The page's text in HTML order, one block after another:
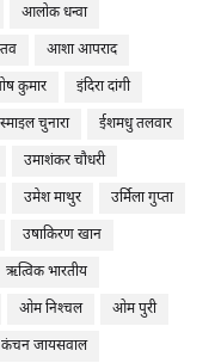
आलोक धन्वा
आशा आपराद
कुमार
इंदिरा दांगी
चुनारा
ईशमधु तलवार
उमाशंकर चौधरी
उमेश माथुर
उर्मिला गुप्ता
उषाकिरण खान
ऋत्विक भारतीय
ओम निश्‍चल
ओम पुरी
कंचन जायसवाल